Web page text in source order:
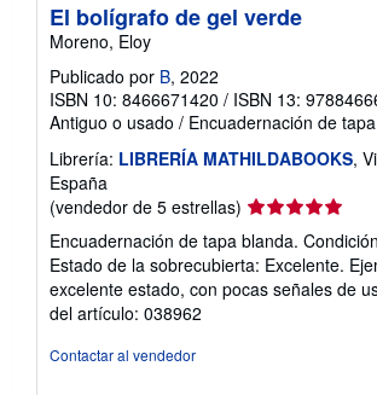
El bolígrafo de gel verde
Moreno, Eloy
Publicado por B, 2022
ISBN 10: 8466671420 / ISBN 13:
Antiguo o usado / Encuadernación de
Librería: LIBRERÍA MATHILDABOOKS,
España
(vendedor de 5 estrellas) Calificación
del
vendedor:
5
de
Encuadernación de tapa blanda.
Estado de la sobrecubierta: Excelente.
excelente estado, con pocas señales de
del artículo: 038962
Contactar al vendedor